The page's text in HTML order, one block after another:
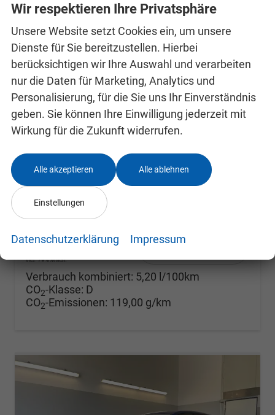
Skoda Fabia
Selection ACC+SHZ+KAMERA+PDC+LED
Fahrzeugnr. 24993096 Getriebe
Kraftstoff Benzin Außenfarbe
Leistung 85 kW (116 PS)
10.09.2025
24.680,– €
incl. 19% MwSt.
Verbrauch kombiniert: 5,20 l/100km
CO2-Klasse: D
CO2-Emissionen: 119,00 g/km
Wir respektieren Ihre Privatsphäre
Unsere Website setzt Cookies ein, um unsere
Dienste für Sie bereitzustellen. Hierbei
berücksichtigen wir Ihre Auswahl und verarbeiten
nur die Daten für Marketing, Analytics und
Personalisierung, für die Sie uns Ihr Einverständnis
geben. Sie können Ihre Einwilligung jederzeit mit
Wirkung für die Zukunft widerrufen.
Alle akzeptieren Alle ablehnen
Einstellungen
Datenschutzerklärung Impressum